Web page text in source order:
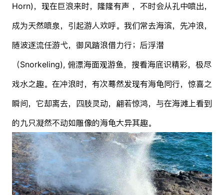
Horn)，现在巨浪来时，隆隆有声 ，不时会从孔中喷出，
成为天然喷泉，引起游人欢呼。我们常去海滨，先冲浪，
随波逐流任游弋，御风踏浪借力行；后浮潜
（Snorkeling), 俯漂海面观游鱼，搜看海底识精彩，极尽
戏水之趣。在冲浪时，有次蓦然发现有海龟同行，惊喜之
瞬间，它却离去，四肢灵动，翩若惊鸿，与在海滩上看到
的九只凝然不动如雕像的海龟大异其趣。